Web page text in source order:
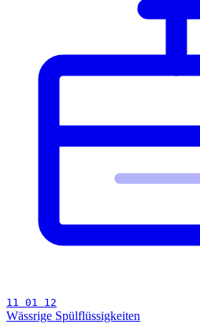
11 01 12
Wässrige Spülflüssigkeiten